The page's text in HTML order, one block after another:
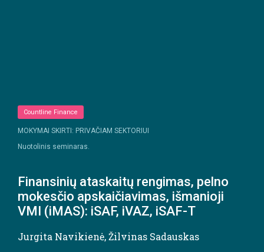
Countline Finance
MOKYMAI SKIRTI: PRIVAČIAM SEKTORIUI
Nuotolinis seminaras.
Finansinių ataskaitų rengimas, pelno
mokesčio apskaičiavimas, išmanioji
VMI (iMAS): iSAF, iVAZ, iSAF-T
Jurgita Navikienė,Žilvinas Sadauskas